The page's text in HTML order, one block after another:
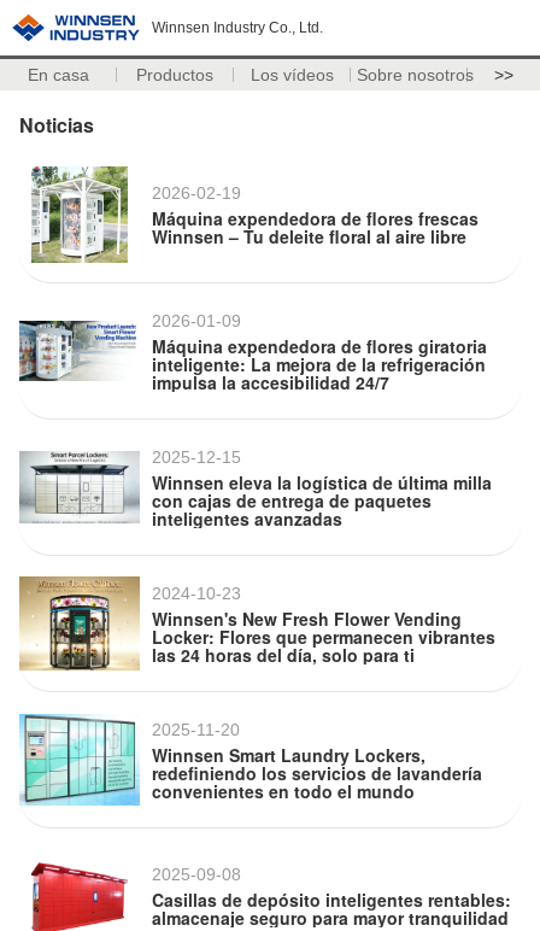
Winnsen Industry Co., Ltd.
En casa Productos Los vídeos Sobre nosotros >>
Noticias
2026-02-19
Máquina expendedora de flores frescas
Winnsen – Tu deleite floral al aire libre
2026-01-09
Máquina expendedora de flores giratoria
inteligente: La mejora de la refrigeración
impulsa la accesibilidad 24/7
2025-12-15
Winnsen eleva la logística de última milla
con cajas de entrega de paquetes
inteligentes avanzadas
2024-10-23
Winnsen's New Fresh Flower Vending
Locker: Flores que permanecen vibrantes
las 24 horas del día, solo para ti
2025-11-20
Winnsen Smart Laundry Lockers,
redefiniendo los servicios de lavandería
convenientes en todo el mundo
2025-09-08
Casillas de depósito inteligentes rentables:
almacenaje seguro para mayor tranquilidad